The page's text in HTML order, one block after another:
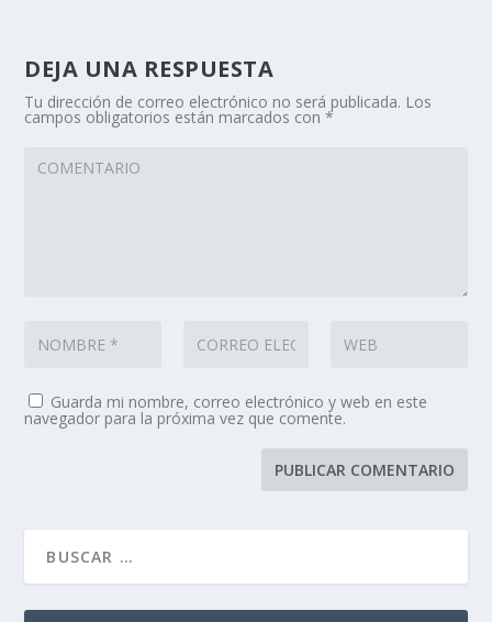
DEJA UNA RESPUESTA
Tu dirección de correo electrónico no será publicada. Los
campos obligatorios están marcados con*
Guarda mi nombre, correo electrónico y web en este
navegador para la próxima vez que comente.